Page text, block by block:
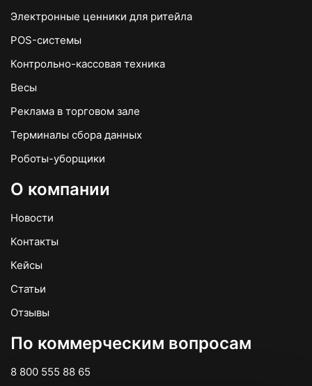
Электронные ценники для ритейла
POS-системы
Контрольно-кассовая техника
Весы
Реклама в торговом зале
Терминалы сбора данных
Роботы-уборщики
О компании
Новости
Контакты
Кейсы
Статьи
Отзывы
По коммерческим вопросам
8 800 555 88 65